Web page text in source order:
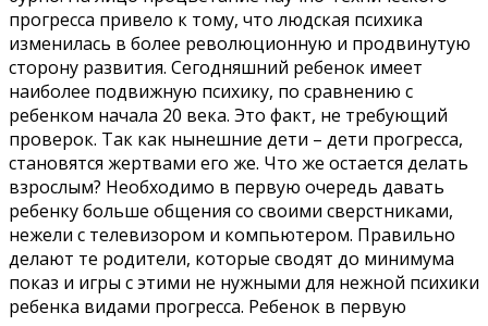
прогресса привело к тому, что людская психика
изменилась в более революционную и продвинутую
сторону развития. Сегодняшний ребенок имеет
наиболее подвижную психику, по сравнению с
ребенком начала 20 века. Это факт, не требующий
проверок. Так как нынешние дети – дети прогресса,
становятся жертвами его же. Что же остается делать
взрослым? Необходимо в первую очередь давать
ребенку больше общения со своими сверстниками,
нежели с телевизором и компьютером. Правильно
делают те родители, которые сводят до минимума
показ и игры с этими не нужными для нежной психики
ребенка видами прогресса. Ребенок в первую